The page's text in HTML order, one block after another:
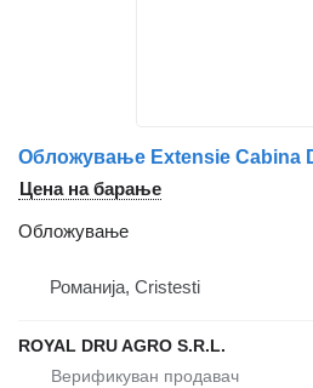
Цена на барање
Обложување
Романија, Cristesti
ROYAL DRU AGRO S.R.L.